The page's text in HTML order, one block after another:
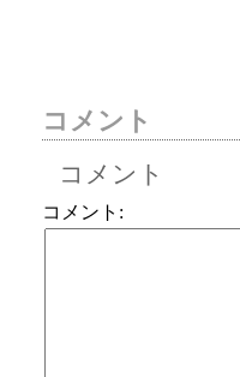
コメント
コメント
コメント: